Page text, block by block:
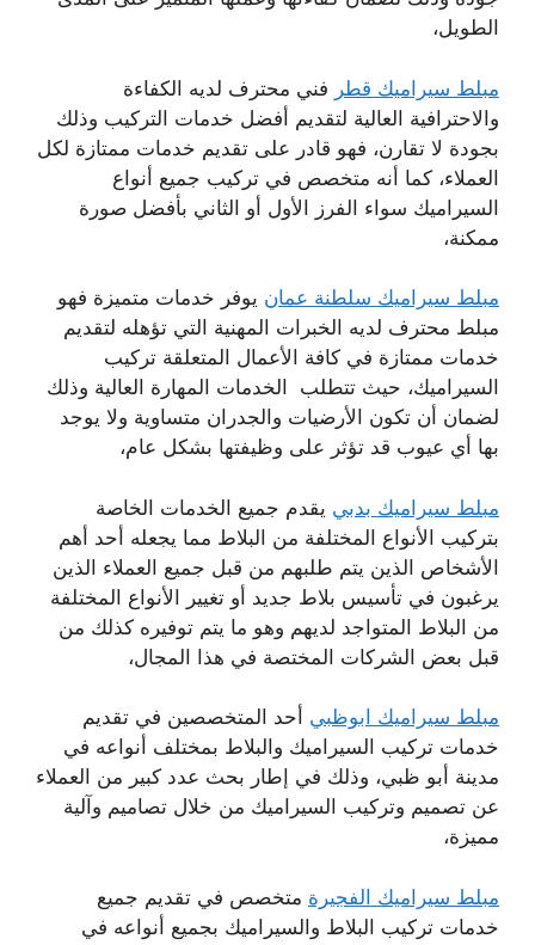
الطويل،
مبلط سيراميك قطر فني محترف لديه الكفاءة
والاحترافية العالية لتقديم أفضل خدمات التركيب وذلك
بجودة لا تقارن، فهو قادر على تقديم خدمات ممتازة لكل
العملاء، كما أنه متخصص في تركيب جميع أنواع
السيراميك سواء الفرز الأول أو الثاني بأفضل صورة
ممكنة،
مبلط سيراميك سلطنة عمان يوفر خدمات متميزة فهو
مبلط محترف لديه الخبرات المهنية التي تؤهله لتقديم
خدمات ممتازة في كافة الأعمال المتعلقة تركيب
السيراميك، حيث تتطلب الخدمات المهارة العالية وذلك
لضمان أن تكون الأرضيات والجدران متساوية ولا يوجد
بها أي عيوب قد تؤثر على وظيفتها بشكل عام،
مبلط سيراميك بدبي يقدم جميع الخدمات الخاصة
بتركيب الأنواع المختلفة من البلاط مما يجعله أحد أهم
الأشخاص الذين يتم طلبهم من قبل جميع العملاء الذين
يرغبون في تأسيس بلاط جديد أو تغيير الأنواع المختلفة
من البلاط المتواجد لديهم وهو ما يتم توفيره كذلك من
قبل بعض الشركات المختصة في هذا المجال،
مبلط سيراميك ابوظبي أحد المتخصصين في تقديم
خدمات تركيب السيراميك والبلاط بمختلف أنواعه في
مدينة أبو ظبي، وذلك في إطار بحث عدد كبير من العملاء
عن تصميم وتركيب السيراميك من خلال تصاميم وآلية
مميزة،
مبلط سيراميك الفجيرة متخصص في تقديم جميع
خدمات تركيب البلاط والسيراميك بجميع أنواعه في